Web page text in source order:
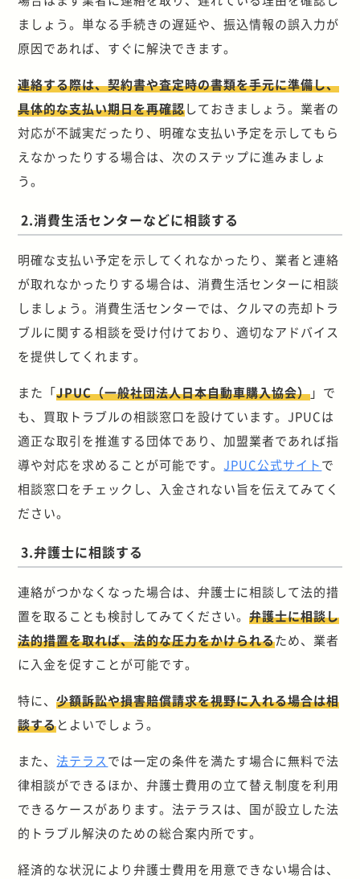
ましょう。単なる手続きの遅延や、振込情報の誤入力が
原因であれば、すぐに解決できます。
連絡する際は、契約書や査定時の書類を手元に準備し、
具体的な支払い期日を再確認しておきましょう。業者の
対応が不誠実だったり、明確な支払い予定を示してもら
えなかったりする場合は、次のステップに進みましょ
う。
2.消費生活センターなどに相談する
明確な支払い予定を示してくれなかったり、業者と連絡
が取れなかったりする場合は、消費生活センターに相談
しましょう。消費生活センターでは、クルマの売却トラ
ブルに関する相談を受け付けており、適切なアドバイス
を提供してくれます。
また「JPUC（一般社団法人日本自動車購入協会）」で
も、買取トラブルの相談窓口を設けています。JPUCは
適正な取引を推進する団体であり、加盟業者であれば指
導や対応を求めることが可能です。 JPUC公式サイトで
相談窓口をチェックし、入金されない旨を伝えてみてく
ださい。
3.弁護士に相談する
連絡がつかなくなった場合は、弁護士に相談して法的措
置を取ることも検討してみてください。弁護士に相談し
法的措置を取れば、法的な圧力をかけられるため、業者
に入金を促すことが可能です。
特に、少額訴訟や損害賠償請求を視野に入れる場合は相
談するとよいでしょう。
また、法テラスでは一定の条件を満たす場合に無料で法
律相談ができるほか、弁護士費用の立て替え制度を利用
できるケースがあります。法テラスは、国が設立した法
的トラブル解決のための総合案内所です。
経済的な状況により弁護士費用を用意できない場合は、